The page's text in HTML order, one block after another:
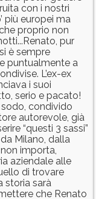
con i nostri
più europei ma
proprio non
pur
è sempre
puntualmente a
L’ex-ex
i suoi
serio e pacato!
condivido
autorevole, già
“questi 3 sassi”
Milano, dalla
importa,
aziendale alle
di trovare
storia sarà
che Renato